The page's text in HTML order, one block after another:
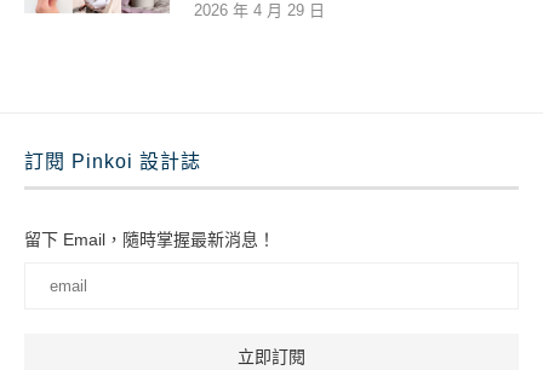
2026 年 4 月 29 日
訂閱 Pinkoi 設計誌
留下 Email，隨時掌握最新消息！